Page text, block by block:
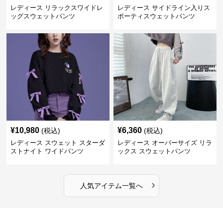
レディース リラックスワイドレ
ッグスウェットパンツ
レディース サイドライン入りス
ポーティスウェットパンツ
¥10,980 (税込)
レディース スウェット スターダ
ストナイト ワイドパンツ
¥6,360 (税込)
レディース オーバーサイズ リラ
ックス スウェットパンツ
人気アイテム一覧へ ›